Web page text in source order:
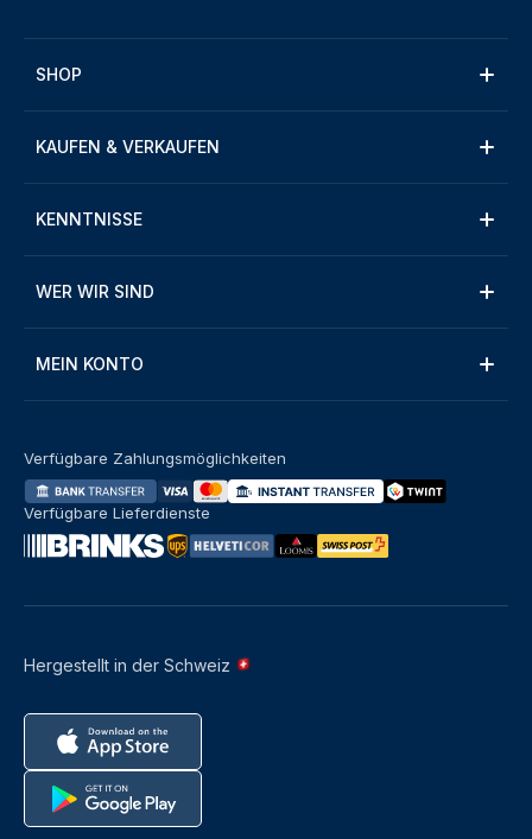
SHOP
KAUFEN & VERKAUFEN
KENNTNISSE
WER WIR SIND
MEIN KONTO
Hergestellt in der Schweiz
Verfügbare Zahlungsmöglichkeiten
Verfügbare Lieferdienste